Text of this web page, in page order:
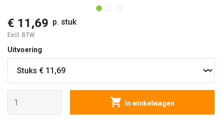
€ 11,69 p. stuk
Excl. BTW
Uitvoering
In winkelwagen